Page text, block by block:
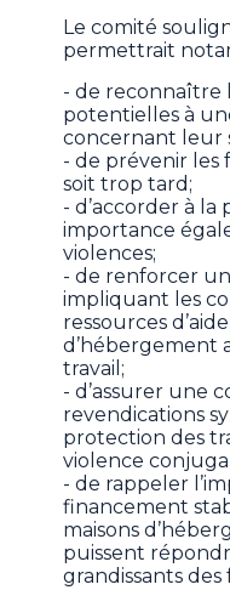
Le comité
permettrait
- de reconnaître
potentielles à
concernant leur
- de prévenir les
soit trop tard;
- d’accorder à
importance
violences;
- de renforcer
impliquant les
ressources
d’hébergement
travail;
- d’assurer une
revendications
protection des
violence
- de rappeler
financement
maisons
puissent
grandissants